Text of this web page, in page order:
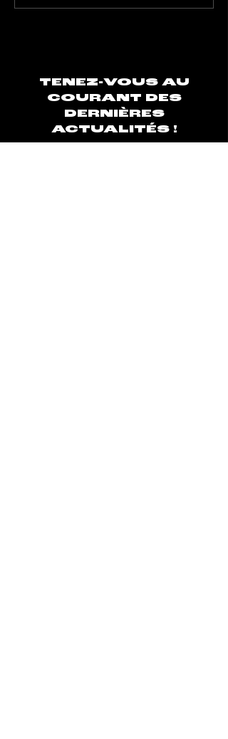
TENEZ-VOUS AU
COURANT DES
DERNIÈRES
ACTUALITÉS !